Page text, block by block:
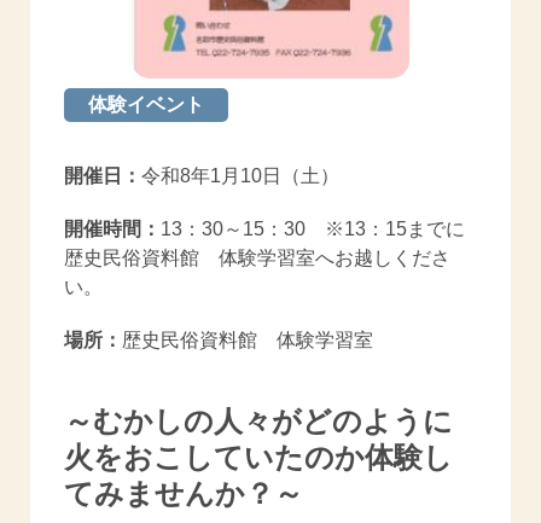
体験イベント
開催日： 令和8年1月10日（土）
開催時間： 13：30～15：30 ※13：15までに
歴史民俗資料館 体験学習室へお越しくださ
い。
場所： 歴史民俗資料館 体験学習室
～むかしの人々がどのように
火をおこしていたのか体験し
てみませんか？～